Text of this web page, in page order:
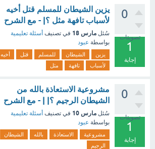
0
تصويتات
1
إجابة
يزين الشيطان للمسلم قتل أخيه
لأسباب تافهة مثل ؟| - مع الشرح
سُئل مارس 18 في تصنيف أسئلة تعليمية
بواسطة عبود
يزين الشيطان للمسلم قتل
أخيه
لأسباب
تافهة مثل
0
تصويتات
1
إجابة
مشروعية الاستعاذة بالله من
الشيطان الرجيم ؟| | - مع الشرح
سُئل مارس 10 في تصنيف أسئلة تعليمية
بواسطة عبود
مشروعية الاستعاذة بالله
الشيطان
الرجيم